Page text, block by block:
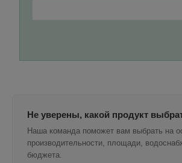
Не уверены, какой продукт
Наша команда поможет вам выбрать на
производительности, площади,
бюджета.